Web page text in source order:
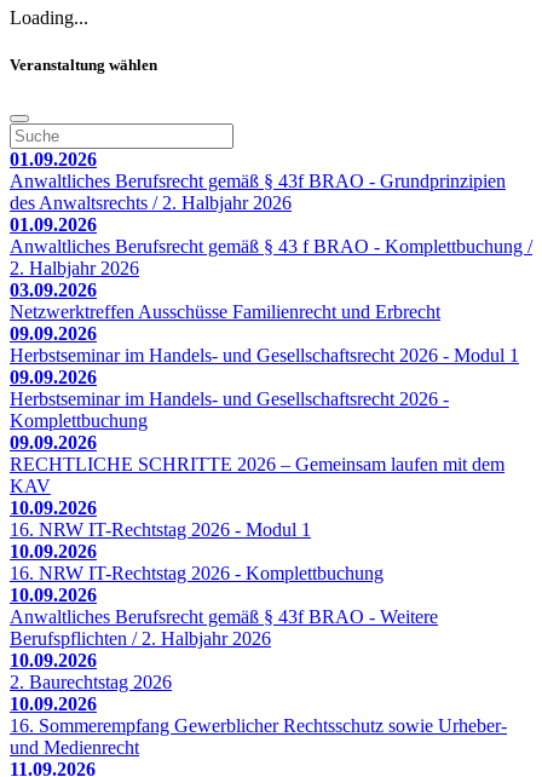
Loading...
Veranstaltung wählen
01.09.2026
Anwaltliches Berufsrecht gemäß § 43f BRAO - Grundprinzipien
des Anwaltsrechts / 2. Halbjahr 2026
01.09.2026
Anwaltliches Berufsrecht gemäß § 43 f BRAO - Komplettbuchung /
2. Halbjahr 2026
03.09.2026
Netzwerktreffen Ausschüsse Familienrecht und Erbrecht
09.09.2026
Herbstseminar im Handels- und Gesellschaftsrecht 2026 - Modul 1
09.09.2026
Herbstseminar im Handels- und Gesellschaftsrecht 2026 -
Komplettbuchung
09.09.2026
RECHTLICHE SCHRITTE 2026 – Gemeinsam laufen mit dem
KAV
10.09.2026
16. NRW IT-Rechtstag 2026 - Modul 1
10.09.2026
16. NRW IT-Rechtstag 2026 - Komplettbuchung
10.09.2026
Anwaltliches Berufsrecht gemäß § 43f BRAO - Weitere
Berufspflichten / 2. Halbjahr 2026
10.09.2026
2. Baurechtstag 2026
10.09.2026
16. Sommerempfang Gewerblicher Rechtsschutz sowie Urheber-
und Medienrecht
11.09.2026